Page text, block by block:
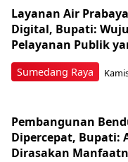
Sumedang Raya
Layanan Air
Digital, Bupati:
Pelayanan Publik
Pembangunan
Dipercepat, Bupati:
Dirasakan